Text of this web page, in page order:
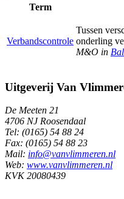
Term
Verbandscontrole
Tussen
onderling
M&O in
Uitgeverij Van
De Meeten 21
4706 NJ Roosendaal
Tel: (0165) 54 88 24
Fax: (0165) 54 88 23
Mail: info@vanvlimmeren.nl
Web: www.vanvlimmeren.nl
KVK 20080439